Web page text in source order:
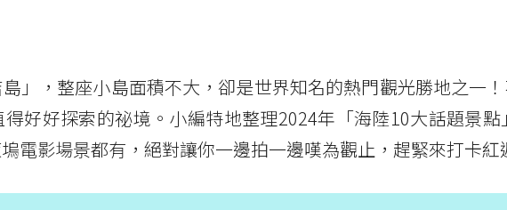
」，整座小島面積不大，卻是世界知名的熱門觀光勝地之一
好好探索的祕境。小編特地整理2024年「海陸10大話題景
塢電影場景都有，絕對讓你一邊拍一邊嘆為觀止，趕緊來打卡